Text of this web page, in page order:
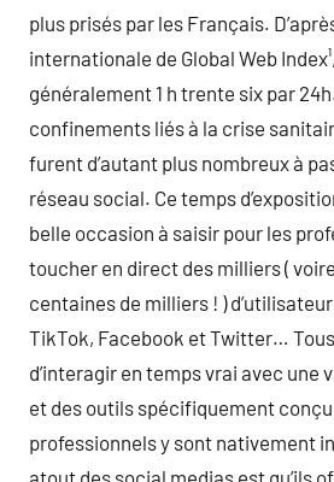
plus prisés par les Français.
internationale de Global Web
généralement 1 h trente six par
confinements liés à la crise
furent d’autant plus nombreux à
réseau social. Ce temps
belle occasion à saisir pour les
toucher en direct des milliers (
centaines de milliers ! )
TikTok, Facebook et Twitter…
d’interagir en temps vrai avec une
et des outils spécifiquement
professionnels y sont nativement
atout des social medias est qu’ils